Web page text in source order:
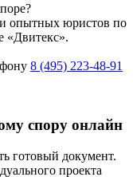
опытных юристов по
«Двитекс».
8 (495) 223-48-91
спору онлайн
готовый документ.
проекта